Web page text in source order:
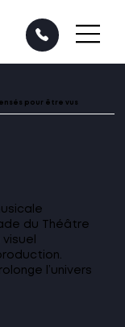
pour être vus
du Théâtre
l’univers